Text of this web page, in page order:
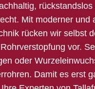
Mit moderner und
rücken wir selbst
vor.
oder
Damit es erst